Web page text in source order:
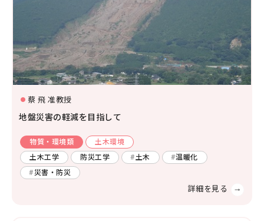
蔡 飛 准教授
地盤災害の軽減を目指して
物質・環境類
土木環境
土木工学
防災工学 土木
温暖化
災害・防災